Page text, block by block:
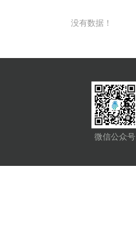
没有数据！
微信公众号